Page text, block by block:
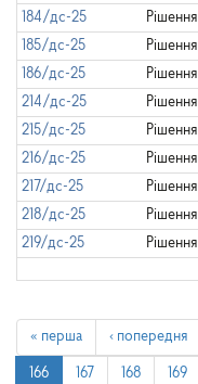
184/дс-25
Рішення
185/дс-25
Рішення
186/дс-25
Рішення
214/дс-25
Рішення
215/дс-25
Рішення
216/дс-25
Рішення
217/дс-25
Рішення
218/дс-25
Рішення
219/дс-25
Рішення
« перша ‹ попередня
166 167 168 169